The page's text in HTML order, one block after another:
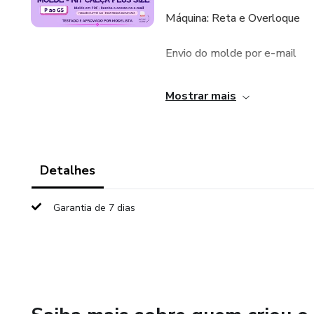
Máquina: Reta e Overloque
Envio do molde por e-mail
Arquivos em formato Plotter
testado e aprovado pela
Mostrar mais
Detalhes
Garantia de 7 dias